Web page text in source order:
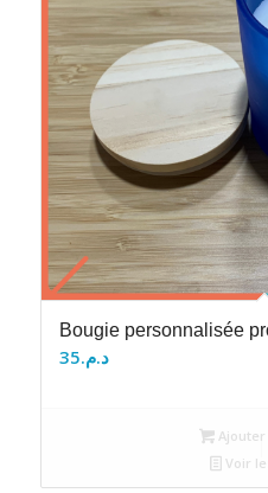
Bougie personnalisée
د.م.35
Ajouter
Voir